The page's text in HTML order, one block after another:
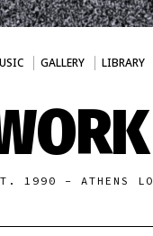
GALLERY LIBRARY
1990 - ATHENS